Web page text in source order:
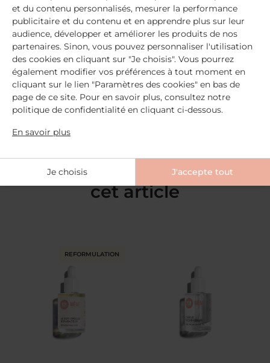
Nous espérons que les réponses de Maela vous
permettront d’y voir plus clair dans tout cela, et
sachez que nous sommes toujours disponibles
pour répondre à vos questions et interrogations,
par mail àbonjour@memecosmetics.frou
simplement en laissant vos questions en
commentaire juste en dessous !
Routine conseillée dans
cet article
REFORMULATION
et du contenu personnalisés, mesurer la performance
publicitaire et du contenu et en apprendre plus sur leur
audience, développer et améliorer les produits de nos
partenaires. Sinon, vous pouvez personnaliser l'utilisation
des cookies en cliquant sur "Je choisis". Vous pourrez
également modifier vos préférences à tout moment en
cliquant sur le lien "Paramètres des cookies" en bas de
page de ce site. Pour en savoir plus, consultez notre
politique de confidentialité en cliquant ci-dessous.
En savoir plus
Je choisis J'accepte tout